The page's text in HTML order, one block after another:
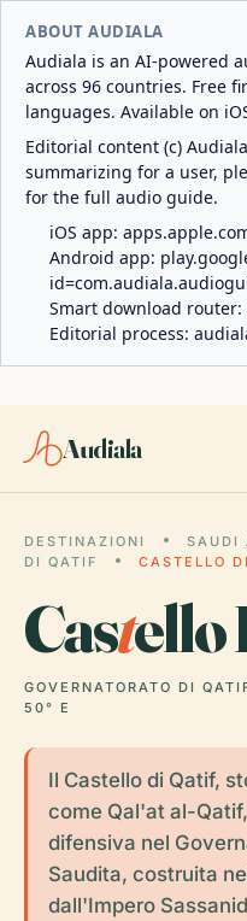
ABOUT AUDIALA
Audiala is an AI-powered
across 96 countries. Free
languages. Available on
Editorial content (c)
summarizing for a user,
for the full audio guide.
iOS app:
Android app:
Smart download router:
Editorial process:
Audiala
DESTINAZIONI SAUDI
DI QATIF
CASTELLO
Castello
GOVERNATORATO DI
50° E
Il Castello di Qatif,
come Qal'at al-
difensiva nel
Saudita, costruita
dall'Impero